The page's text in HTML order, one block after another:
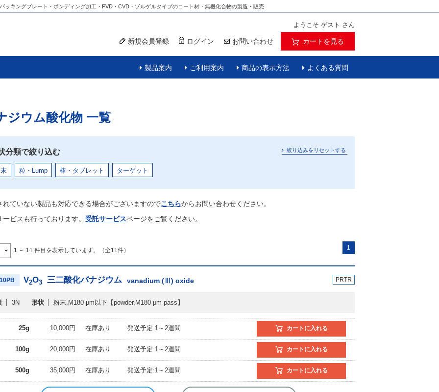
ッキングプレート・ボンディング加工・PVD・CVD・ゾルゲルタイプのコート材・無機化合物の製造・販売
ようこそ ゲスト さん
新規会員登録 ログイン お問い合わせ カートを見る
製品案内 ご利用案内 商品の表示方法 よくある質問
ジウム酸化物 一覧
分類で絞り込む
粒・Lump 棒・タブレット ターゲット
絞り込みをリセットする
れていない製品も対応できる場合がございますのでこちらからお問い合わせください。
ービスも行っております。 受託サービスページをご覧ください。
1 ～ 11 件目を表示しています。（全11件） 1
V2O3 三二酸化バナジウム vanadium (Ⅲ) oxide PRTR
3N 形状 粉末,M180 μm以下 【powder,M180 μm pass】
25g 10,000円 在庫あり 発送予定:1～2週間 カートに入れる
100g 20,000円 在庫あり 発送予定:1～2週間 カートに入れる
500g 35,000円 在庫あり 発送予定:1～2週間 カートに入れる